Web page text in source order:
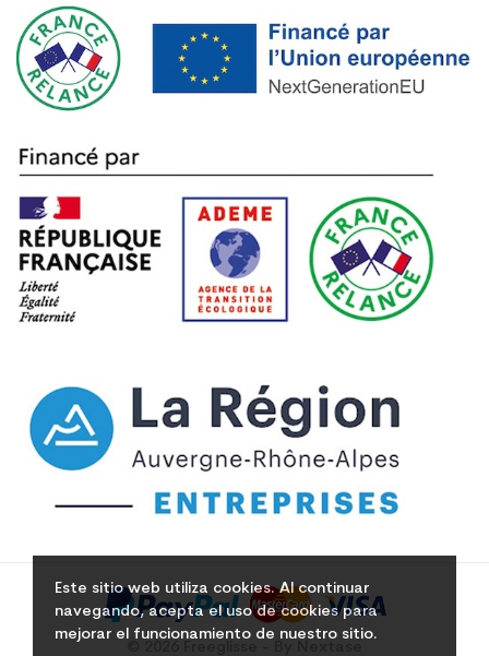
Este sitio web utiliza cookies. Al continuar
navegando, acepta el uso de cookies para
mejorar el funcionamiento de nuestro sitio.